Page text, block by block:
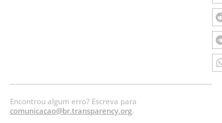
Encontrou algum erro? Escreva para
comunicacao@br.transparency.org.